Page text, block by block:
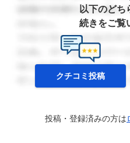
以下のどち
続きをご覧
クチコミ投稿
投稿・登録済みの方は